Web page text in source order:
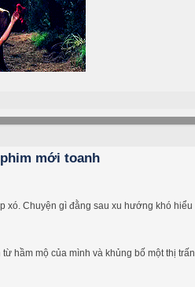
mới toanh
xó. Chuyện gì đằng sau xu hướng khó hiểu
hầm mộ của mình và khủng bố một thị trấn